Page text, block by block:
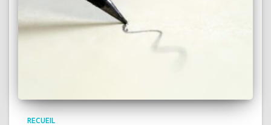
RECUEIL